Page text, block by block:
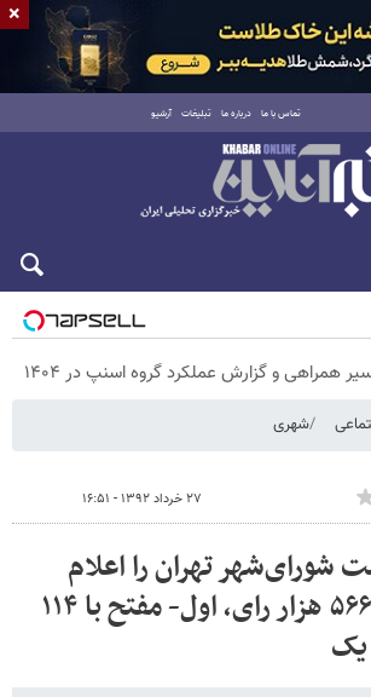
تماس با ما درباره ما تبلیغات آرشیو
۱۵ مرداد ۱۴۰۵
همراهی و گزارش عملکرد گروه اسنپ در ۱۴۰۴
شهری
۲۷ خرداد ۱۳۹۲ - ۱۶:۵۱
شورای‌شهر تهران را اعلام
کرد/ چمران با ۵۶۶ هزار رای، اول- مفتح با ۱۱۴
یک
×